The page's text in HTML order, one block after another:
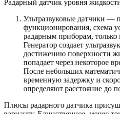
Радарный датчик уровня
Ультразвуковые датчики —
функционирования, схема
радарным приборам, только
Генератор создает
достижению поверхности
попадает через некоторое
После небольших
временную задержку и
определяют расстояние до
Плюсы радарного датчика